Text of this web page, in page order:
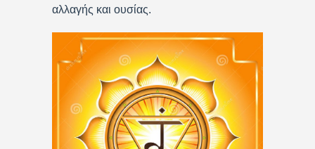
αλλαγής και ουσίας.